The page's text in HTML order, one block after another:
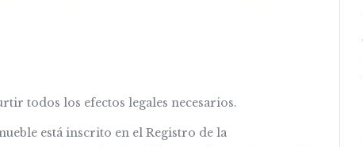
todos los efectos legales necesarios.
está inscrito en el Registro de la